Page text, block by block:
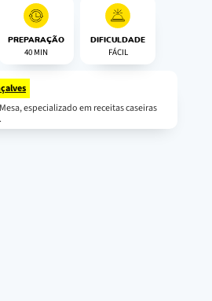
PREPARAÇÃO
40 MIN
DIFICULDADE
FÁCIL
especializado em receitas caseiras